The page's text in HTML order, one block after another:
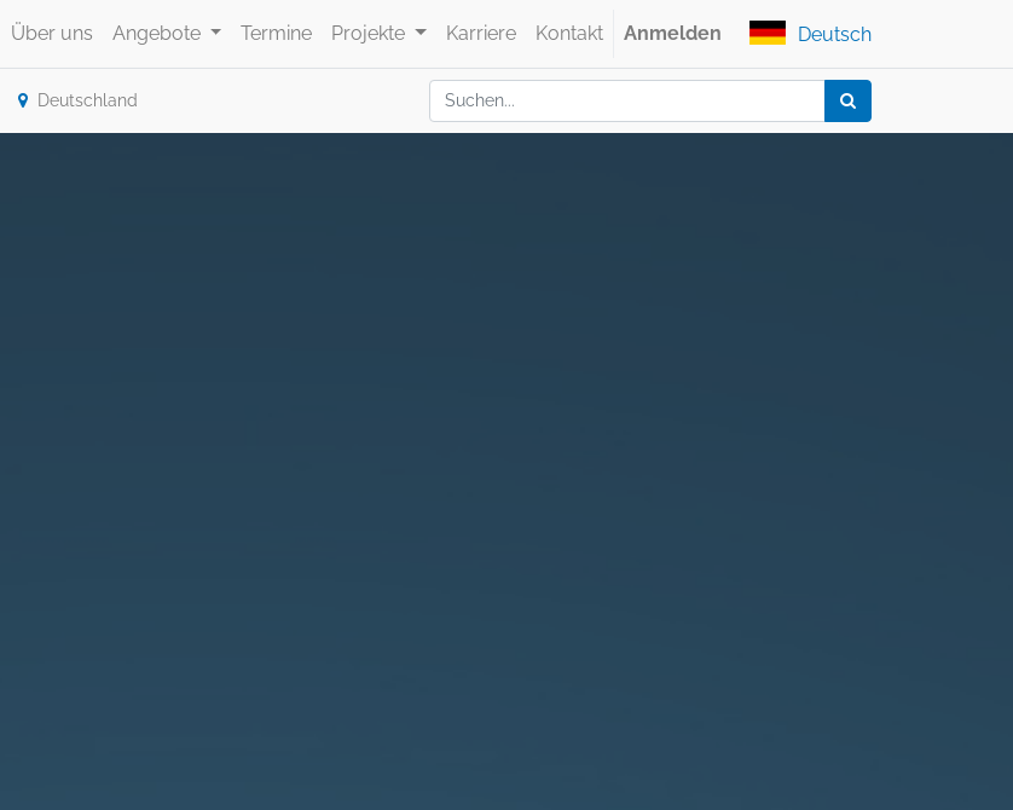
Über uns Angebote Termine Projekte Karriere Kontakt Anmelden Deutsch
Deutschland